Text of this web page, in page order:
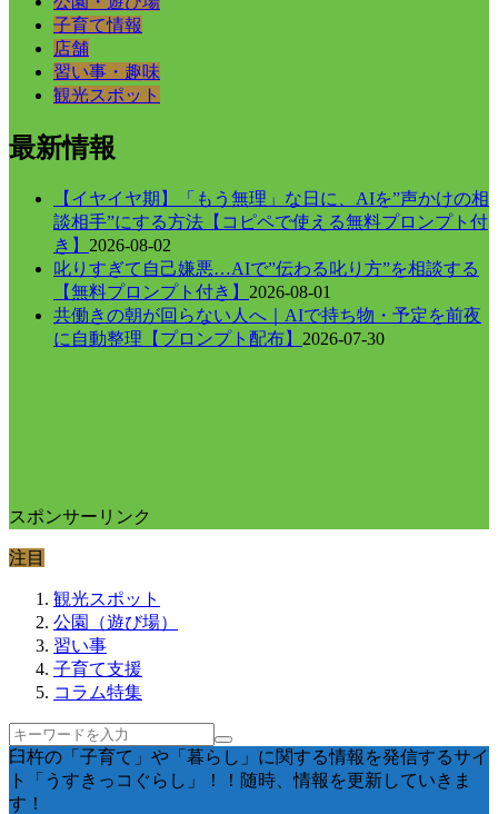
子育て情報
店舗
習い事・趣味
観光スポット
最新情報
【イヤイヤ期】「もう無理」な日に、AIを”声かけの相
談相手”にする方法【コピペで使える無料プロンプト付
き】 2026-08-02
叱りすぎて自己嫌悪…AIで”伝わる叱り方”を相談する
【無料プロンプト付き】 2026-08-01
共働きの朝が回らない人へ｜AIで持ち物・予定を前夜
に自動整理【プロンプト配布】 2026-07-30
スポンサーリンク
注目
観光スポット
公園（遊び場）
習い事
子育て支援
コラム特集
臼杵の「子育て」や「暮らし」に関する情報を発信するサイ
ト「うすきっコぐらし」！！随時、情報を更新していきま
す！